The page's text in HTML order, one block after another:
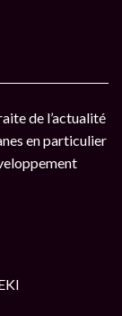
de l’actualité
en particulier